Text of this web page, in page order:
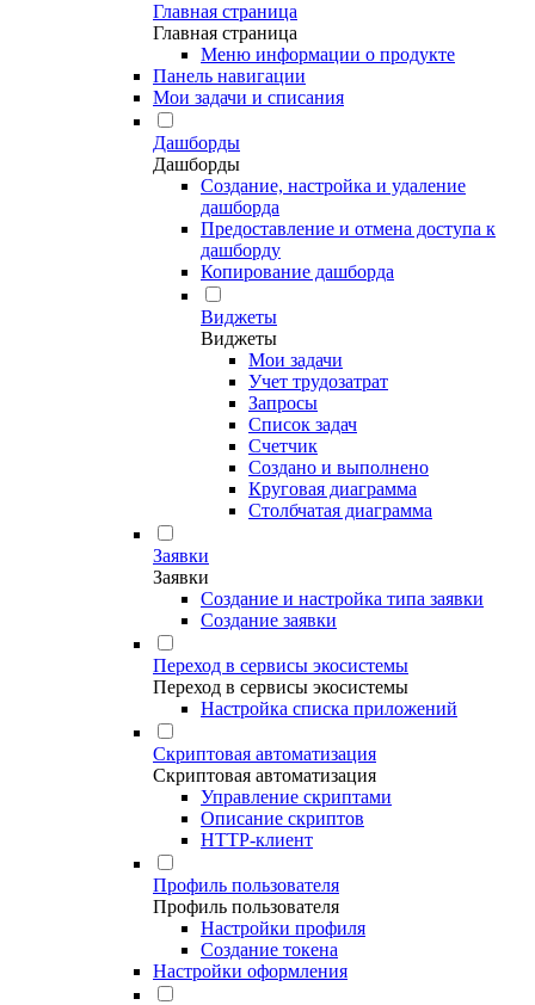
Главная страница
Главная страница
Меню информации о продукте
Панель навигации
Мои задачи и списания
Дашборды
Дашборды
Создание, настройка и удаление
дашборда
Предоставление и отмена доступа к
дашборду
Копирование дашборда
Виджеты
Виджеты
Мои задачи
Учет трудозатрат
Запросы
Список задач
Счетчик
Создано и выполнено
Круговая диаграмма
Столбчатая диаграмма
Заявки
Заявки
Создание и настройка типа заявки
Создание заявки
Переход в сервисы экосистемы
Переход в сервисы экосистемы
Настройка списка приложений
Скриптовая автоматизация
Скриптовая автоматизация
Управление скриптами
Описание скриптов
HTTP-клиент
Профиль пользователя
Профиль пользователя
Настройки профиля
Создание токена
Настройки оформления